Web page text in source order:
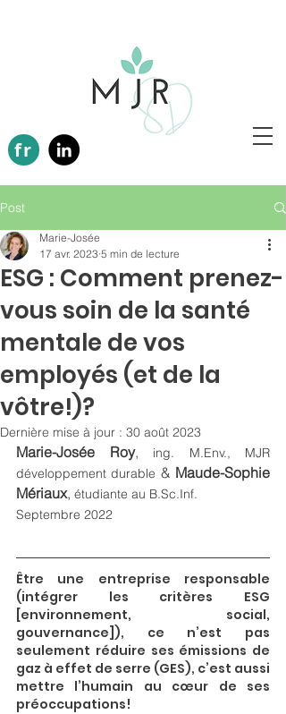
fr
Post
ESG : Comment prenez-
vous soin de la santé
mentale de vos
employés (et de la
vôtre!)?
Marie-Josée
17 avr. 2023 5 min de lecture
Dernière mise à jour : 30 août 2023
Marie-Josée Roy,
ing. M.Env., MJR
développement durable & Maude-Sophie
Mériaux, étudiante au B.Sc.Inf.
Septembre 2022
Être une entreprise responsable
(intégrer les critères ESG
[environnement, social,
gouvernance]), ce n’est pas
seulement réduire ses émissions de
gaz à effet de serre (GES), c’est aussi
mettre l’humain au cœur de ses
préoccupations!